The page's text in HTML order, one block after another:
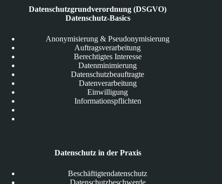
Datenschutzgrundverordnung (DSGVO)
Datenschutz-Basics
Anonymisierung & Pseudonymisierung
Auftragsverarbeitung
Berechtigtes Interesse
Datenminimierung
Datenschutzbeauftragte
Datenverarbeitung
Einwilligung
Informationspflichten
Datenschutz in der Praxis
Beschäftigtendatenschutz
Datenschutzbeschwerde